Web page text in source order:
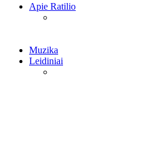
Apie Ratilio
Muzika
Leidiniai